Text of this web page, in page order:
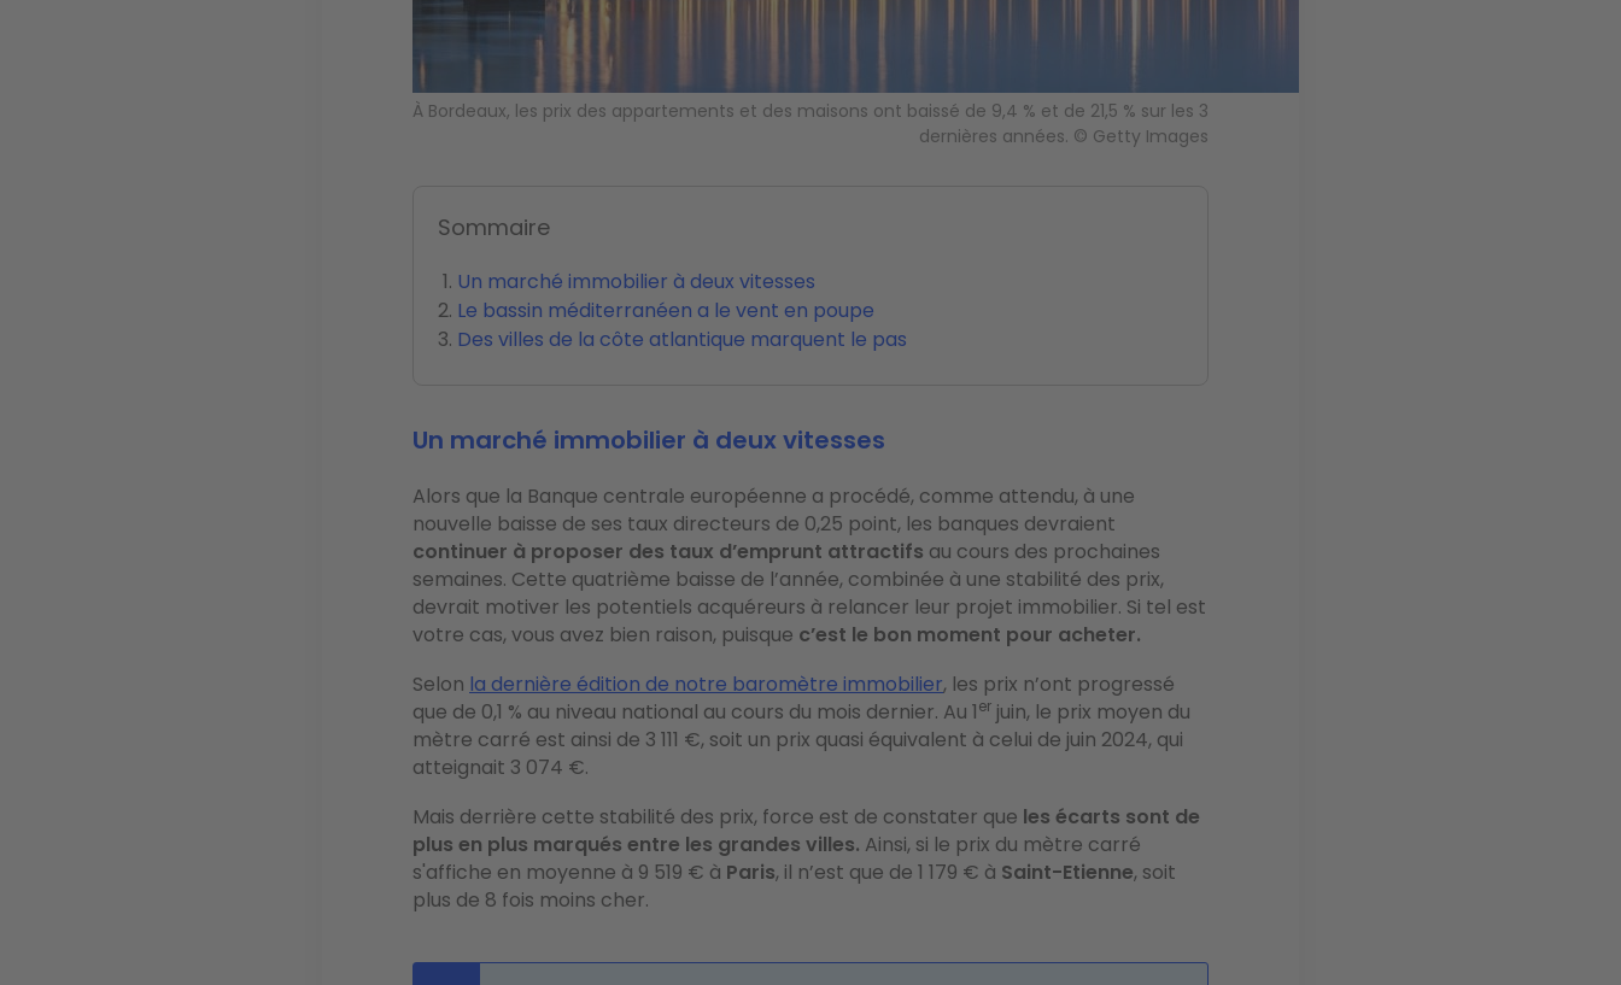
À Bordeaux, les prix des appartements et des maisons ont baissé de 9,4 % et de 21,5 % sur les 3
dernières années. © Getty Images
Sommaire
Un marché immobilier à deux vitesses
Le bassin méditerranéen a le vent en poupe
Des villes de la côte atlantique marquent le pas
Un marché immobilier à deux vitesses
Alors que la Banque centrale européenne a procédé, comme attendu, à une
nouvelle baisse de ses taux directeurs de 0,25 point, les banques devraient
continuer à proposer des taux d’emprunt attractifs au cours des prochaines
semaines. Cette quatrième baisse de l’année, combinée à une stabilité des prix,
devrait motiver les potentiels acquéreurs à relancer leur projet immobilier. Si tel est
votre cas, vous avez bien raison, puisque c’est le bon moment pour acheter.
Selon la dernière édition de notre baromètre immobilier, les prix n’ont progressé
que de 0,1 % au niveau national au cours du mois dernier. Au 1er juin, le prix moyen du
mètre carré est ainsi de 3 111 €, soit un prix quasi équivalent à celui de juin 2024, qui
atteignait 3 074 €.
Mais derrière cette stabilité des prix, force est de constater que les écarts sont de
plus en plus marqués entre les grandes villes. Ainsi, si le prix du mètre carré
s'affiche en moyenne à 9 519 € à Paris, il n’est que de 1 179 € à Saint-Etienne, soit
plus de 8 fois moins cher.